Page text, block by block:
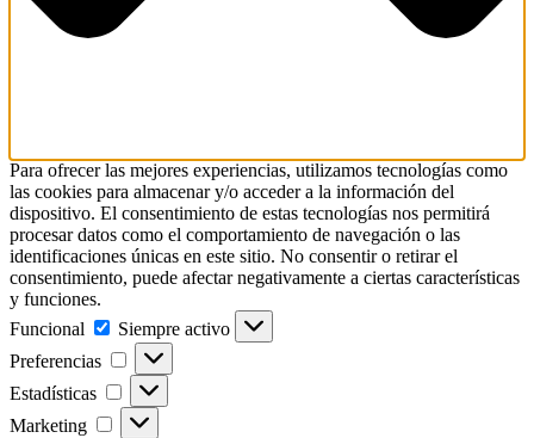
Para ofrecer las mejores experiencias, utilizamos tecnologías como
las cookies para almacenar y/o acceder a la información del
dispositivo. El consentimiento de estas tecnologías nos permitirá
procesar datos como el comportamiento de navegación o las
identificaciones únicas en este sitio. No consentir o retirar el
consentimiento, puede afectar negativamente a ciertas características
y funciones.
Funcional
Funcional
Siempre activo
Preferencias
Preferencias
Estadísticas Estadísticas
Marketing Marketing